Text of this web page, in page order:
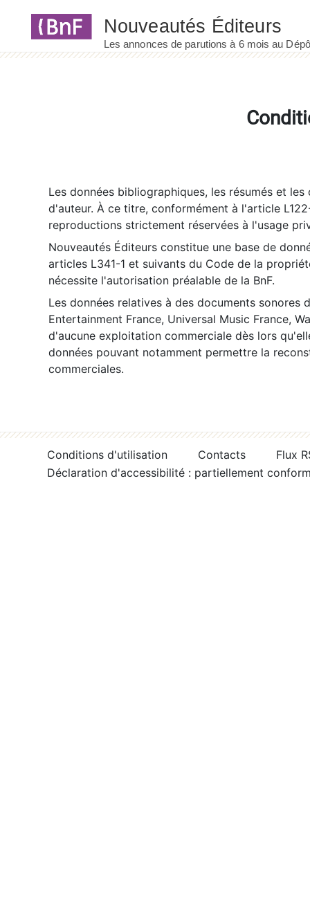
Les données bibliographiques, les résumés et
d'auteur. À ce titre, conformément à l'article
reproductions strictement réservées à l'usage
Nouveautés Éditeurs constitue une base de
articles L341-1 et suivants du Code de la
nécessite l'autorisation préalable de la BnF.
Les données relatives à des documents sonores
Entertainment France, Universal Music France,
d'aucune exploitation commerciale dès lors
données pouvant notamment permettre la
commerciales.
Conditions d'utilisation Contacts
Flux
Déclaration d'accessibilité : partiellement